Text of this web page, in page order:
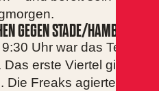
GEGEN STADE/HAMBURG
Uhr war das Team
erste Viertel ging
Freaks agierten